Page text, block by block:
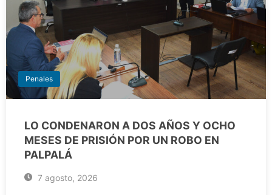
Penales
LO CONDENARON A DOS AÑOS Y OCHO
MESES DE PRISIÓN POR UN ROBO EN
PALPALÁ
7 agosto, 2026